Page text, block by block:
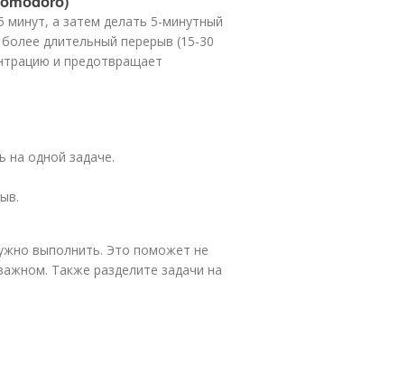
а затем делать 5-минутный
длительный перерыв (15-30
и предотвращает
на одной задаче.
выполнить. Это поможет не
Также разделите задачи на